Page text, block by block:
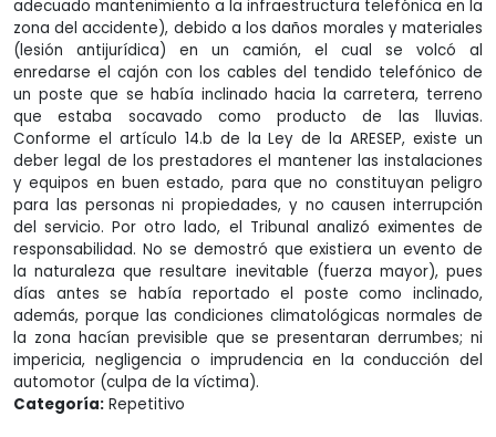
adecuado mantenimiento a la infraestructura telefónica en la
zona del accidente), debido a los daños morales y materiales
(lesión antijurídica) en un camión, el cual se volcó al
enredarse el cajón con los cables del tendido telefónico de
un poste que se había inclinado hacia la carretera, terreno
que estaba socavado como producto de las lluvias.
Conforme el artículo 14.b de la Ley de la ARESEP, existe un
deber legal de los prestadores el mantener las instalaciones
y equipos en buen estado, para que no constituyan peligro
para las personas ni propiedades, y no causen interrupción
del servicio. Por otro lado, el Tribunal analizó eximentes de
responsabilidad. No se demostró que existiera un evento de
la naturaleza que resultare inevitable (fuerza mayor), pues
días antes se había reportado el poste como inclinado,
además, porque las condiciones climatológicas normales de
la zona hacían previsible que se presentaran derrumbes; ni
impericia, negligencia o imprudencia en la conducción del
automotor (culpa de la víctima).
Categoría: Repetitivo